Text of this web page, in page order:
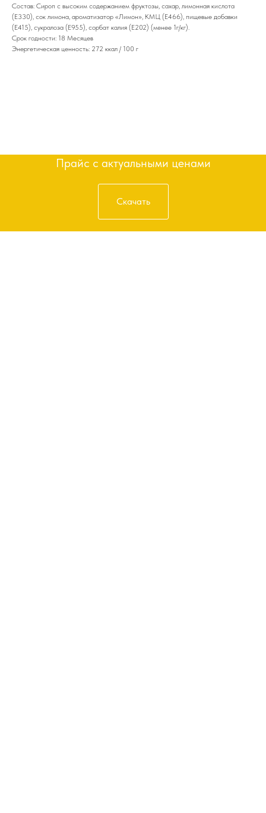
Состав: Сироп с высоким содержанием фруктозы, сахар, лимонная кислота
(Е330), сок лимона, ароматизатор «Лимон», КМЦ (Е466), пищевые добавки
(Е415), сукралоза (Е955), сорбат калия (Е202) (менее 1г/кг).
Срок годности: 18 Месяцев
Энергетическая ценность: 272 ккал / 100 г
Прайс с актуальными ценами
Скачать